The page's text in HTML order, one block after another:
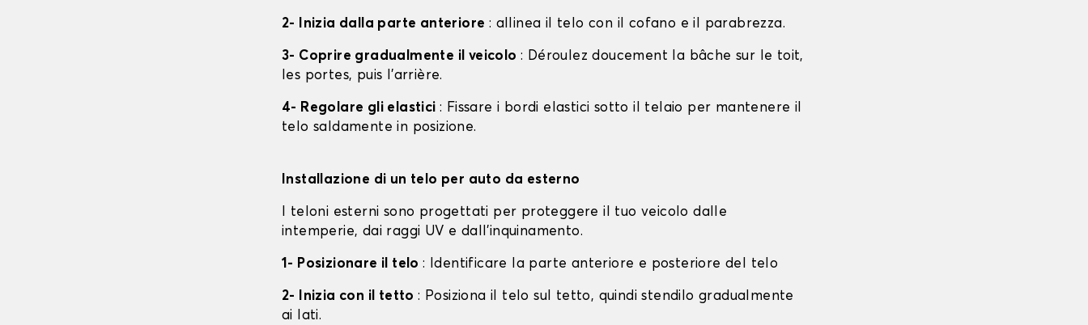
2- Inizia dalla parte anteriore : allinea il telo con il cofano e il parabrezza.
3- Coprire gradualmente il veicolo : Déroulez doucement la bâche sur le toit,
les portes, puis l'arrière.
4- Regolare gli elastici : Fissare i bordi elastici sotto il telaio per mantenere il
telo saldamente in posizione.
Installazione di un telo per auto da esterno
I teloni esterni sono progettati per proteggere il tuo veicolo dalle
intemperie, dai raggi UV e dall'inquinamento.
1- Posizionare il telo: Identificare la parte anteriore e posteriore del telo
2- Inizia con il tetto: Posiziona il telo sul tetto, quindi stendilo gradualmente
ai lati.